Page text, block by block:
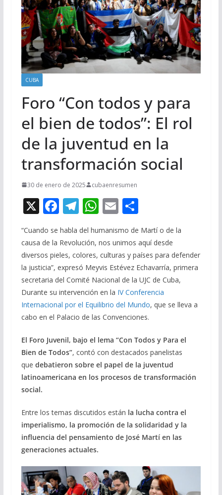
CUBA
Foro “Con todos y para
el bien de todos”: El rol
de la juventud en la
transformación social
30 de enero de 2025 cubaenresumen
X F
ac
e
b
o
o
k
T
el
e
gr
a
m
W
at
s
A
p
p
E
ai
l
C
m
p
ar
ti
r
“Cuando se habla del humanismo de Martí o de la
causa de la Revolución, nos unimos aquí desde
diversos pieles, colores, culturas y países para defender
la justicia”, expresó Meyvis Estévez Echavarría, primera
secretaria del Comité Nacional de la UJC de Cuba,
Durante su intervención en la IV Conferencia
Internacional por el Equilibrio del Mundo, que se lleva a
cabo en el Palacio de las Convenciones.
El Foro Juvenil, bajo el lema “Con Todos y Para el
Bien de Todos”, contó con destacados panelistas
que debatieron sobre el papel de la juventud
latinoamericana en los procesos de transformación
social.
Entre los temas discutidos están la lucha contra el
imperialismo, la promoción de la solidaridad y la
influencia del pensamiento de José Martí en las
generaciones actuales.